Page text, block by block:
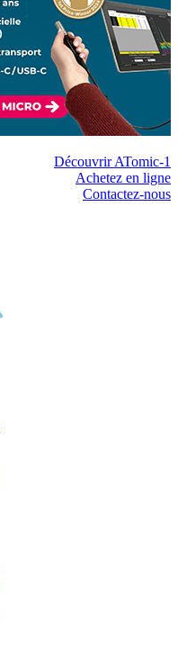
Découvrir ATomic-1
Achetez en ligne
Contactez-nous